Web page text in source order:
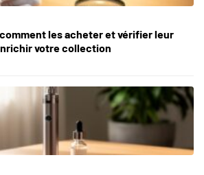
les acheter et vérifier leur
votre collection